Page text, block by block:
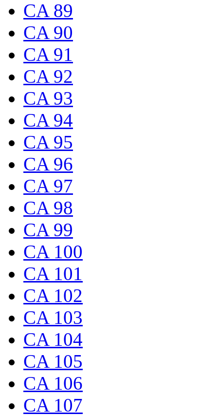
CA 89
CA 90
CA 91
CA 92
CA 93
CA 94
CA 95
CA 96
CA 97
CA 98
CA 99
CA 100
CA 101
CA 102
CA 103
CA 104
CA 105
CA 106
CA 107